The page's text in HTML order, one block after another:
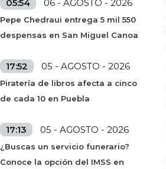
05:54 06 - AGOSTO - 2026
Pepe Chedraui entrega 5 mil 550
despensas en San Miguel Canoa
17:52 05 - AGOSTO - 2026
Piratería de libros afecta a cinco
de cada 10 en Puebla
17:13 05 - AGOSTO - 2026
¿Buscas un servicio funerario?
Conoce la opción del IMSS en